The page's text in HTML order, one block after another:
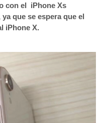
con el iPhone Xs
que se espera que el
iPhone X.